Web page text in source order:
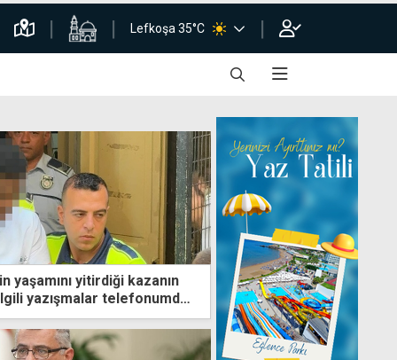
Lefkoşa 35°C
yaşamını yitirdiği kazanın
yazışmalar telefonumda,